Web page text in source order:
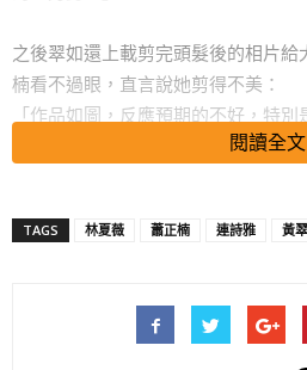
之後翠如還上載剪完頭髮後的相片給
楠看不過眼，直言說她剪得不美：
「作品如圖，反應預期的不好，特
了很多心力才勸服他幫我拍照。但，
閱讀全文
TAGS 林夏薇 蕭正楠 連詩雅 黃